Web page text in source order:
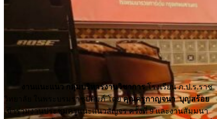
งานแนะแนว กลุ่มบริหารงานวิชาการโรงเรียน ภ.ป.ร.ราช
วิทยาลัย ในพระบรมราชูปถัมภ์ โดยคุณครูกาญจนา บุญสร้อย
เข้าร่วมงานประชุมครูแนะแนวสัญจร ครั้งที่ 9 และงานสัมมนา